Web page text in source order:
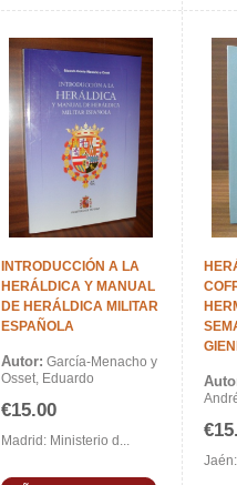
INTRODUCCIÓN A LA
HERÁLDICA Y MANUAL
DE HERÁLDICA MILITAR
ESPAÑOLA
Autor: García-Menacho y
Osset, Eduardo
€15.00
Madrid: Ministerio d...